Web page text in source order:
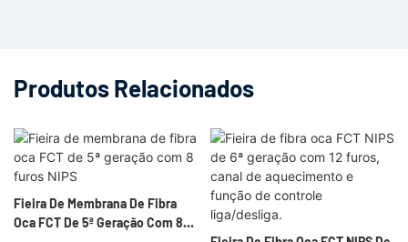
Produtos Relacionados
Fieira De Membrana De Fibra
Oca FCT De 5ª Geração Com 8